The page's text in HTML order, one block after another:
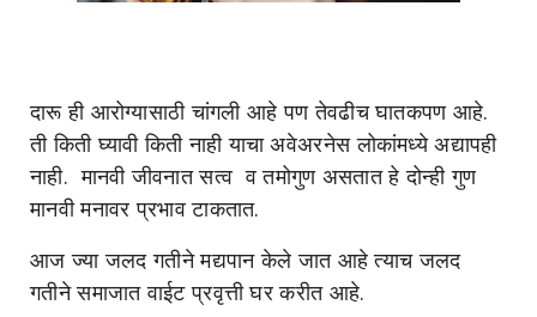
दारू ही आरोग्यासाठी चांगली आहे पण तेवढीच घातकपण आहे.
ती किती घ्यावी किती नाही याचा अवेअरनेस लोकांमध्ये अद्यापही
नाही. मानवी जीवनात सत्व व तमोगुण असतात हे दोन्ही गुण
मानवी मनावर प्रभाव टाकतात.
आज ज्या जलद गतीने मद्यपान केले जात आहे त्याच जलद
गतीने समाजात वाईट प्रवृत्ती घर करीत आहे.